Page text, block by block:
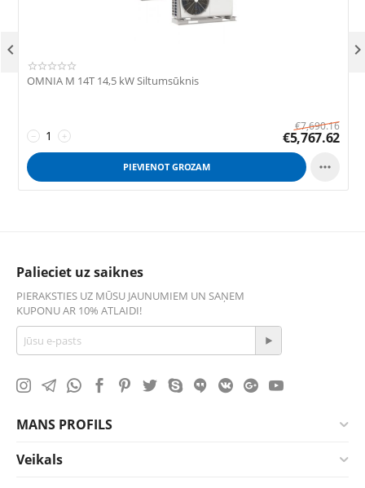
OMNIA M 14T 14,5 kW Siltumsūknis
+
−
€7,690.16
€5,767.62
PIEVIENOT GROZAM 

Palieciet uz saiknes
PIERAKSTIES UZ MŪSU JAUNUMIEM UN SAŅEM
KUPONU AR 10% ATLAIDI!
MANS PROFILS
Veikals